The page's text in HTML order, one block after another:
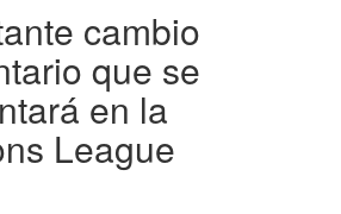
cambio
que se
en la
League